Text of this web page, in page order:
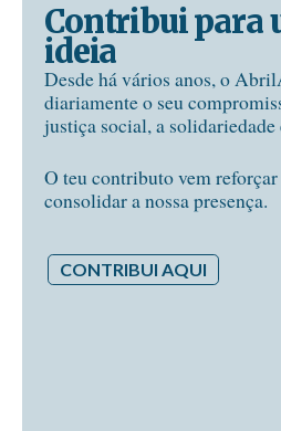
Contribui para
ideia
Desde há vários anos, o
diariamente o seu
justiça social, a solidariedade
O teu contributo vem
consolidar a nossa presença.
CONTRIBUI AQUI